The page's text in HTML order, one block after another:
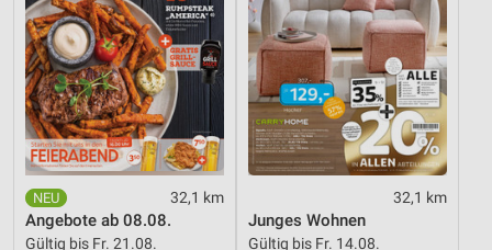
32,1 km
Angebote ab 08.08.
Gültig bis Fr. 21.08.
32,1 km
Junges Wohnen
Gültig bis Fr. 14.08.